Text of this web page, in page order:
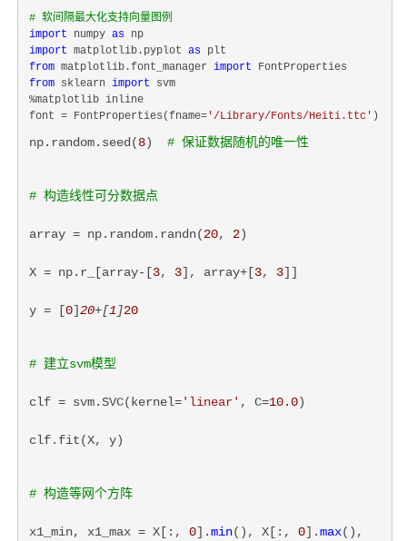
# 软间隔最大化支持向量图例
import numpy as
import matplotlib.pyplot as
from matplotlib.font_manager import
from sklearn import svm
%matplotlib inline
font = FontProperties(fname= '/Library/Fonts/Heiti.ttc'
np.random.seed(8) # 保证数据随机的唯一性
# 构造线性可分数据点
array = np.random.randn(20, 2)
X = np.r_[array-[3, 3], array+[3, 3]]
y = [0]20+[1]20
# 建立svm模型
clf = svm.SVC(kernel='linear' , C=10.0)
clf.fit(X, y)
# 构造等网个方阵
x1_min, x1_max = X[:, 0].min(), X[:, 0].max(),